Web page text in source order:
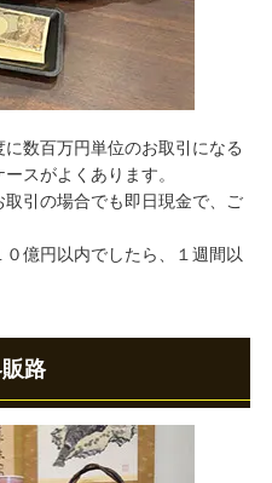
数百万円単位のお取引になる
スがよくあります。
引の場合でも即日現金で、ご
億円以内でしたら、１週間以
路